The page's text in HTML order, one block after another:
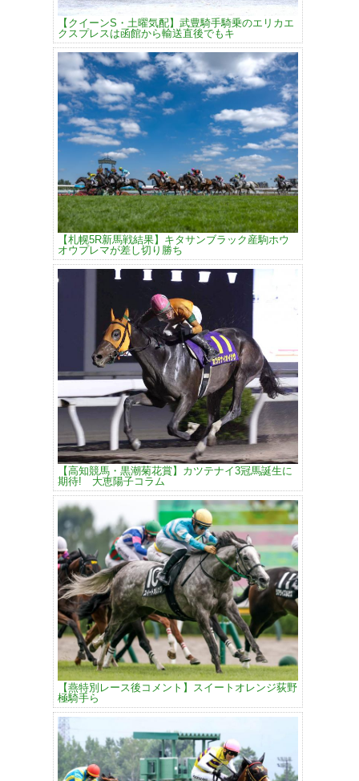
【クイーンS・土曜気配】武豊騎手騎乗のエリカエ
クスプレスは函館から輸送直後でもキ
【札幌5R新馬戦結果】キタサンブラック産駒ホウ
オウプレマが差し切り勝ち
【高知競馬・黒潮菊花賞】カツテナイ3冠馬誕生に
期待! 大恵陽子コラム
【燕特別レース後コメント】スイートオレンジ荻野
極騎手ら